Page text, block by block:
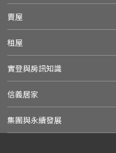
賣屋
租屋
實登與房訊知識
信義居家
集團與永續發展